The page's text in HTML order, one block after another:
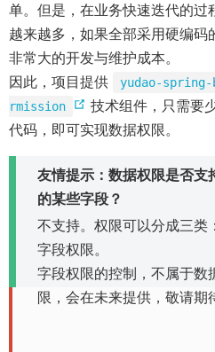
单。但是，在业务快速迭代的过
越来越多，如果全部采用硬编
非常大的开发与维护成本。
因此，项目提供
yudao-
rmission
(
o
e
n
s
n
e
w
技术组件，只需要
代码，即可实现数据权限。
友情提示：数据权限是否支
的某些字段？
不支持。权限可以分成三类
字段权限。
字段权限的控制，不属于数
限，会在未来提供，敬请期